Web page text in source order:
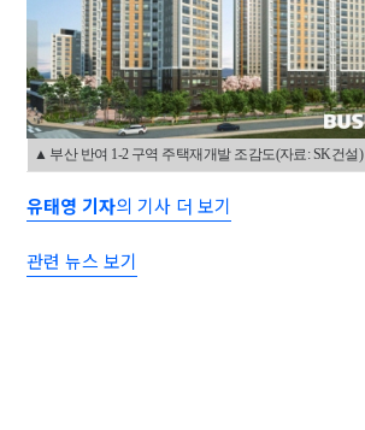
▲ 부산 반여 1-2 구역 주택재개발 조감도(자료: SK건설)
유태영 기자의 기사 더 보기
관련 뉴스 보기